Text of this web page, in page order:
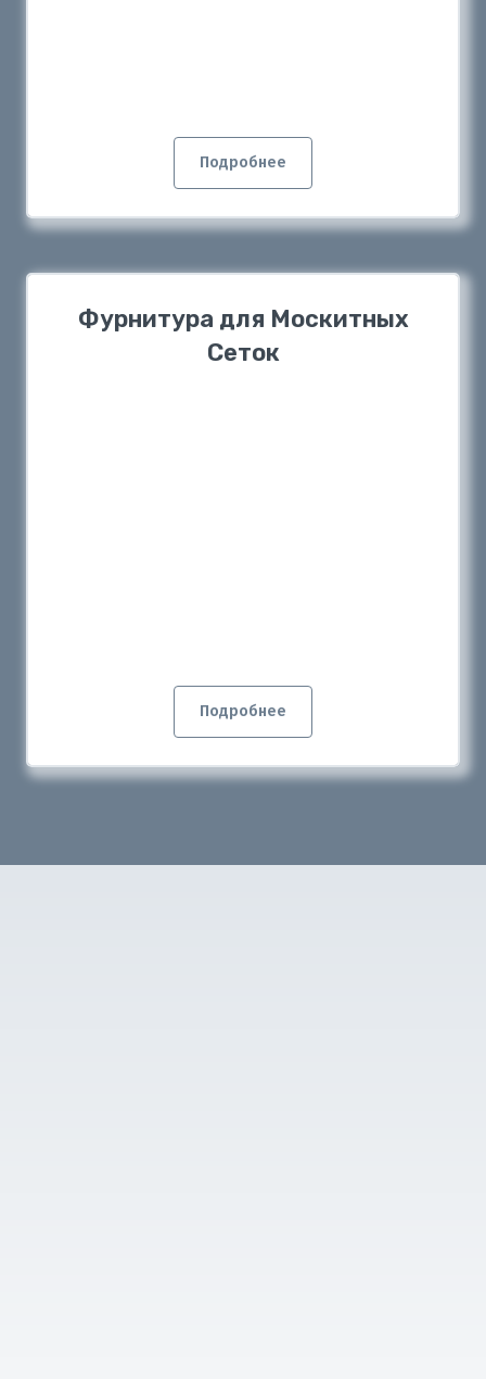
Подробнее
Фурнитура для Москитных
Сеток
Подробнее